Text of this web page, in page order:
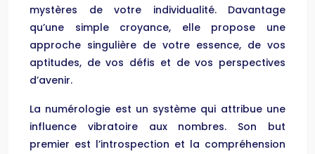
mystères de votre individualité. Davantage
qu’une simple croyance, elle propose une
approche singulière de votre essence, de vos
aptitudes, de vos défis et de vos perspectives
d’avenir.
La numérologie est un système qui attribue une
influence vibratoire aux nombres. Son but
premier est l’introspection et la compréhension